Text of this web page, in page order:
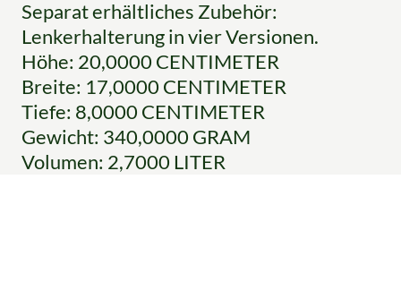
Separat erhältliches Zubehör:
Lenkerhalterung in vier Versionen.
Höhe: 20,0000 CENTIMETER
Breite: 17,0000 CENTIMETER
Tiefe: 8,0000 CENTIMETER
Gewicht: 340,0000 GRAM
Volumen: 2,7000 LITER